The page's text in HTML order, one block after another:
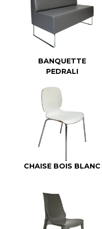
BANQUETTE
PEDRALI
CHAISE BOIS BLANC